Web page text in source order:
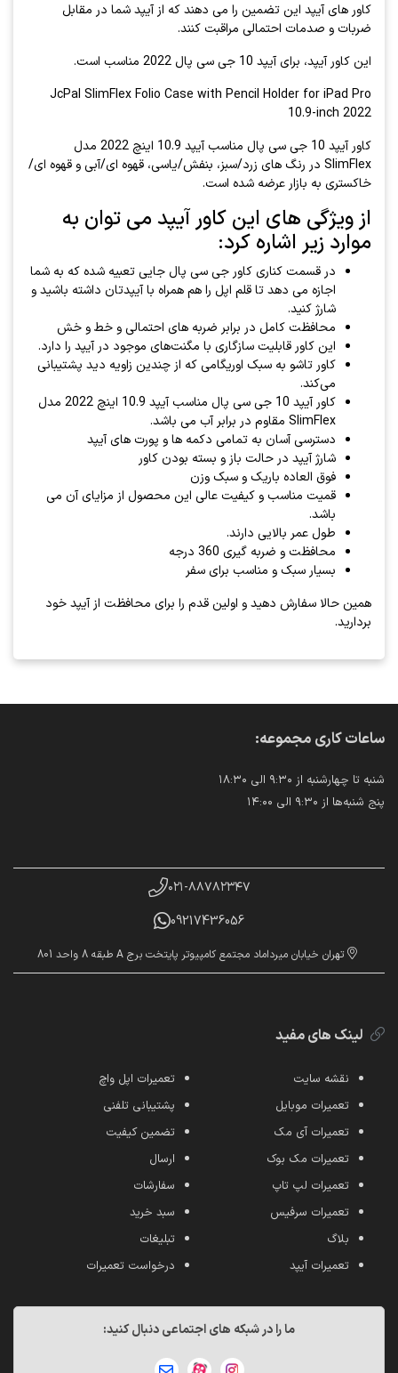
کاور های آیپد این تضمین را می دهند که از آیپد شما در مقابل
ضربات و صدمات احتمالی مراقبت کنند.
این کاور آیپد، برای آیپد 10 جی سی پال 2022 مناسب است.
JcPal SlimFlex Folio Case with Pencil Holder for iPad Pro
10.9-inch 2022
کاور آیپد 10 جی سی پال مناسب آیپد 10.9 اینچ 2022 مدل
SlimFlex در رنگ های زرد/سبز، بنفش/یاسی، قهوه ای/آبی و قهوه ای/
خاکستری به بازار عرضه شده است.
از ویژگی های این کاور آیپد می توان به
موارد زیر اشاره کرد:
در قسمت کناری کاور جی سی پال جایی تعبیه شده که به شما
اجازه می دهد تا قلم اپل را هم همراه با آیپدتان داشته باشید و
شارژ کنید.
محافظت کامل در برابر ضربه های احتمالی و خط و خش
این کاور قابلیت سازگاری با مگنت‌های موجود در آیپد را دارد.
کاور تاشو به سبک اوریگامی که از چندین زاویه دید پشتیبانی
می‌کند.
کاور آیپد 10 جی سی پال مناسب آیپد 10.9 اینچ 2022 مدل
SlimFlex مقاوم در برابر آب می باشد.
دسترسی آسان به تمامی دکمه ها و پورت های آیپد
شارژ آیپد در حالت باز و بسته بودن کاور
فوق العاده باریک و سبک وزن
قمیت مناسب و کیفیت عالی این محصول از مزایای آن می
باشد.
طول عمر بالایی دارند.
محافظت و ضربه گیری 360 درجه
بسیار سبک و مناسب برای سفر
همین حالا سفارش دهید و اولین قدم را برای محافظت از آیپد خود
بردارید.
ساعات کاری مجموعه:
شنبه تا چهارشنبه از ۹:۳۰ الی ۱۸:۳۰
پنج شنبه‌ها از ۹:۳۰ الی ۱۴:۰۰
۰۲۱-۸۸۷۸۲۳۴۷
09217436056
تهران خیابان میرداماد مجتمع کامپیوتر پایتخت برج A طبقه 8 واحد 801
لینک های مفید
نقشه سایت
تعمیرات موبایل
تعمیرات آی مک
تعمیرات مک بوک
تعمیرات لپ تاپ
تعمیرات سرفیس
بلاگ
تعمیرات آیپد
تعمیرات اپل واچ
پشتیبانی تلفنی
تضمین کیفیت
ارسال
سفارشات
سبد خرید
تبلیغات
درخواست تعمیرات
ما را در شبکه های اجتماعی دنبال کنید: